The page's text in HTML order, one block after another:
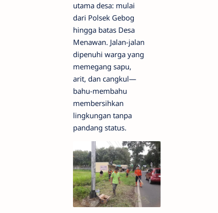
utama desa: mulai
dari Polsek Gebog
hingga batas Desa
Menawan. Jalan-jalan
dipenuhi warga yang
memegang sapu,
arit, dan cangkul—
bahu-membahu
membersihkan
lingkungan tanpa
pandang status.